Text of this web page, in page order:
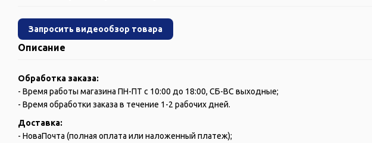
Запросить видеообзор товара
Описание
Обработка заказа:
- Время работы магазина ПН-ПТ с 10:00 до 18:00, СБ-ВС выходные;
- Время обработки заказа в течение 1-2 рабочих дней.
Доставка:
- НоваПочта (полная оплата или наложенный платеж);